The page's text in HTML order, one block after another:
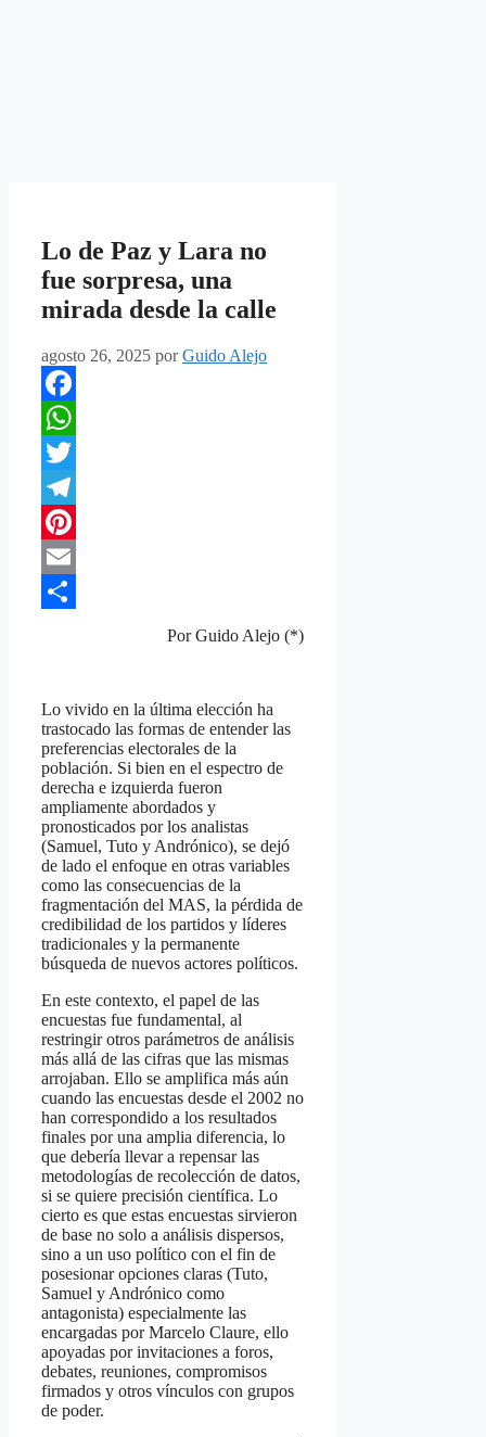
Lo de Paz y Lara no
fue sorpresa, una
mirada desde la calle
agosto 26, 2025 porGuido Alejo
Facebook
WhatsApp
Twitter
Telegram
Pinterest
Email
Por Guido Alejo (*)
Lo vivido en la última elección ha
trastocado las formas de entender las
preferencias electorales de la
población. Si bien en el espectro de
derecha e izquierda fueron
ampliamente abordados y
pronosticados por los analistas
(Samuel, Tuto y Andrónico), se dejó
de lado el enfoque en otras variables
como las consecuencias de la
fragmentación del MAS, la pérdida de
credibilidad de los partidos y líderes
tradicionales y la permanente
búsqueda de nuevos actores políticos.
En este contexto, el papel de las
encuestas fue fundamental, al
restringir otros parámetros de análisis
más allá de las cifras que las mismas
arrojaban. Ello se amplifica más aún
cuando las encuestas desde el 2002 no
han correspondido a los resultados
finales por una amplia diferencia, lo
que debería llevar a repensar las
metodologías de recolección de datos,
si se quiere precisión científica. Lo
cierto es que estas encuestas sirvieron
de base no solo a análisis dispersos,
sino a un uso político con el fin de
posesionar opciones claras (Tuto,
Samuel y Andrónico como
antagonista) especialmente las
encargadas por Marcelo Claure, ello
apoyadas por invitaciones a foros,
debates, reuniones, compromisos
firmados y otros vínculos con grupos
de poder.